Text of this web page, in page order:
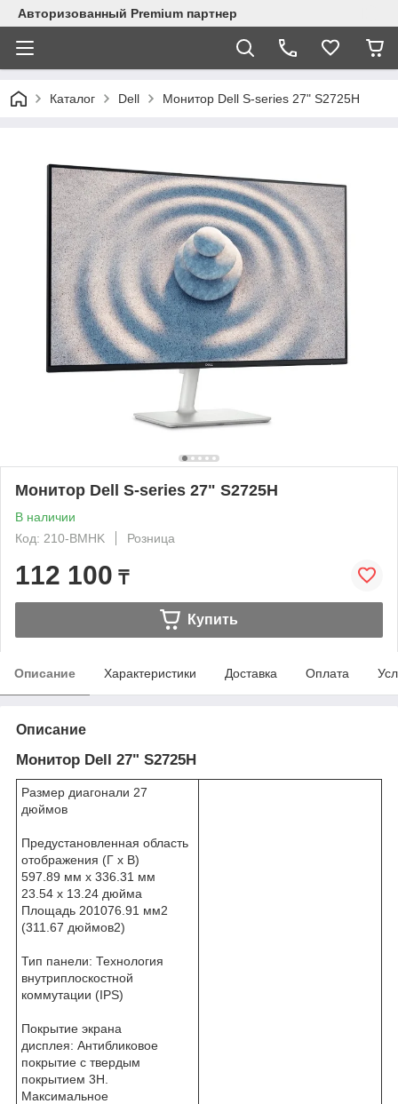
Авторизованный Premium партнер
Каталог Dell Монитор Dell S-series 27" S2725H
Монитор Dell S-series 27" S2725H
В наличии
Код: 210-BMHK
Розница
112 100 ₸
Купить
Описание Характеристики Доставка Оплата
Описание
Монитор Dell 27" S2725H
Размер диагонали 27
дюймов
Предустановленная область
отображения (Г x В)
597.89 мм х 336.31 мм
23.54 x 13.24 дюйма
Площадь 201076.91 мм2
(311.67 дюймов2)
Тип панели: Технология
внутриплоскостной
коммутации (IPS)
Покрытие экрана
дисплея: Антибликовое
покрытие с твердым
покрытием 3H.
Максимальное